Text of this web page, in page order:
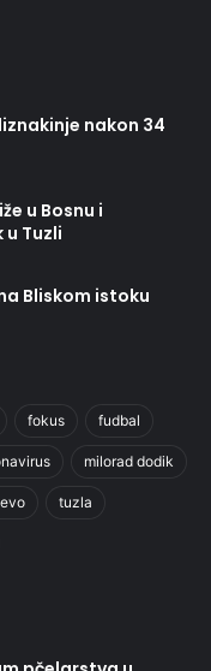
nakon 34
u Bosnu i
Tuzli
Bliskom istoku
fokus fudbal
milorad dodik
tuzla